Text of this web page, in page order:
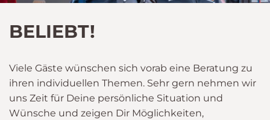
BELIEBT!
Viele Gäste wünschen sich vorab eine Beratung zu
ihren individuellen Themen. Sehr gern nehmen wir
uns Zeit für Deine persönliche Situation und
Wünsche und zeigen Dir Möglichkeiten,